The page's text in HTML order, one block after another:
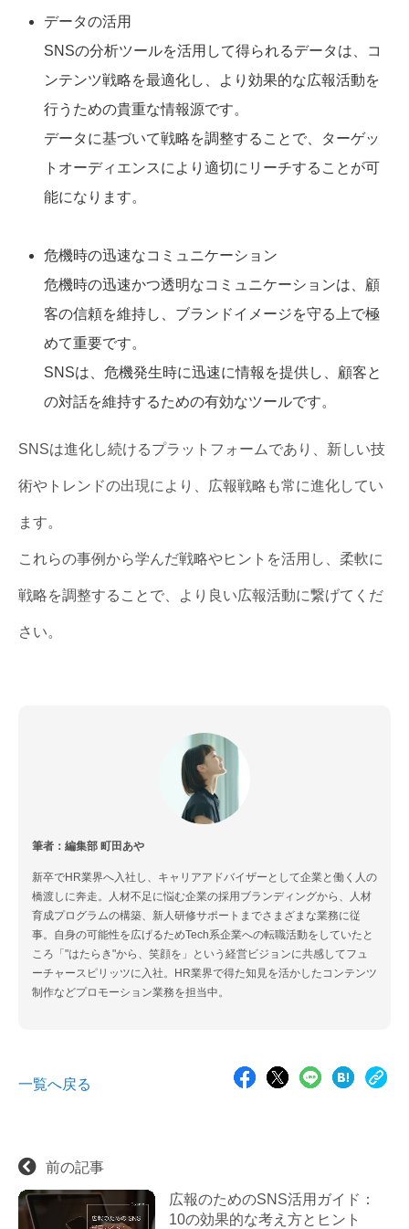
データの活用
SNSの分析ツールを活用して得られるデータは、コ
ンテンツ戦略を最適化し、より効果的な広報活動を
行うための貴重な情報源です。
データに基づいて戦略を調整することで、ターゲッ
トオーディエンスにより適切にリーチすることが可
能になります。
危機時の迅速なコミュニケーション
危機時の迅速かつ透明なコミュニケーションは、顧
客の信頼を維持し、ブランドイメージを守る上で極
めて重要です。
SNSは、危機発生時に迅速に情報を提供し、顧客と
の対話を維持するための有効なツールです。
SNSは進化し続けるプラットフォームであり、新しい技
術やトレンドの出現により、広報戦略も常に進化してい
ます。
これらの事例から学んだ戦略やヒントを活用し、柔軟に
戦略を調整することで、より良い広報活動に繋げてくだ
さい。
筆者：編集部 町田あや
新卒でHR業界へ入社し、キャリアアドバイザーとして企業と働く人の
橋渡しに奔走。人材不足に悩む企業の採用ブランディングから、人材
育成プログラムの構築、新人研修サポートまでさまざまな業務に従
事。自身の可能性を広げるためTech系企業への転職活動をしていたと
ころ「"はたらき"から、笑顔を」という経営ビジョンに共感してフュ
ーチャースピリッツに入社。HR業界で得た知見を活かしたコンテンツ
制作などプロモーション業務を担当中。
一覧へ戻る
前の記事
広報のためのSNS活用ガイド：
10の効果的な考え方とヒント